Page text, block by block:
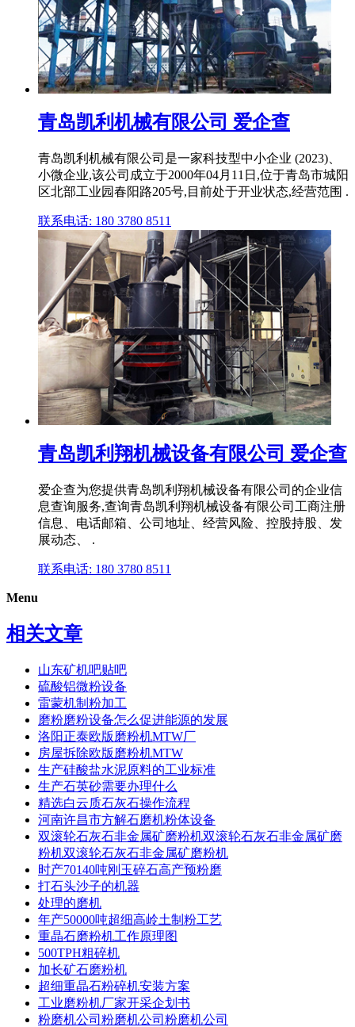
青岛凯利机械有限公司 爱企查
青岛凯利机械有限公司是一家科技型中小企业 (2023)、
小微企业,该公司成立于2000年04月11日,位于青岛市城阳
区北部工业园春阳路205号,目前处于开业状态,经营范围 .
联系电话: 180 3780 8511
青岛凯利翔机械设备有限公司 爱企查
爱企查为您提供青岛凯利翔机械设备有限公司的企业信
息查询服务,查询青岛凯利翔机械设备有限公司工商注册
信息、电话邮箱、公司地址、经营风险、控股持股、发
展动态、 .
联系电话: 180 3780 8511
Menu
相关文章
山东矿机吧贴吧
硫酸铝微粉设备
雷蒙机制粉加工
磨粉磨粉设备怎么促进能源的发展
洛阳正泰欧版磨粉机MTW厂
房屋拆除欧版磨粉机MTW
生产硅酸盐水泥原料的工业标准
生产石英砂需要办理什么
精选白云质石灰石操作流程
河南许昌市方解石磨机粉体设备
双滚轮石灰石非金属矿磨粉机双滚轮石灰石非金属矿磨
粉机双滚轮石灰石非金属矿磨粉机
时产70140吨刚玉碎石高产预粉磨
打石头沙子的机器
处理的磨机
年产50000吨超细高岭土制粉工艺
重晶石磨粉机工作原理图
500TPH粗碎机
加长矿石磨粉机
超细重晶石粉碎机安装方案
工业磨粉机厂家开采企划书
粉磨机公司粉磨机公司粉磨机公司